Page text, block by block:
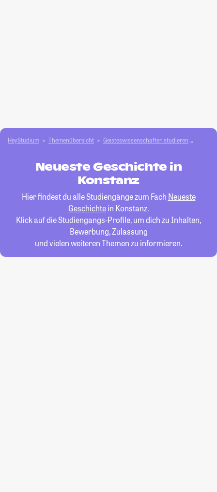
HeyStudium Themenübersicht Geisteswissenschaften studieren
Neueste Geschichte in
Konstanz
Hier findest du alle Studiengänge zum Fach Neueste
Geschichtein Konstanz.
Klick auf die Studiengangs-Profile, um dich zu Inhalten,
Bewerbung, Zulassung
und vielen weiteren Themen zu informieren.